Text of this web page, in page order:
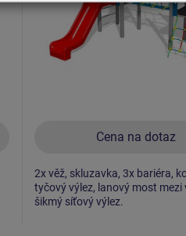
Cena na dotaz
2x věž, skluzavka, 3x bariéra,
tyčový výlez, lanový most mezi
šikmý síťový výlez.